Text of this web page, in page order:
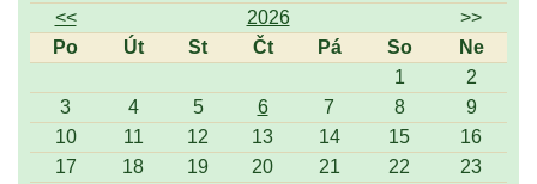
<<
2026
>>
Po
Út St Čt Pá So
Ne
1
2
3
4 5 6 7 8
9
10
11 12 13 14 15
16
17
18 19 20 21 22
23